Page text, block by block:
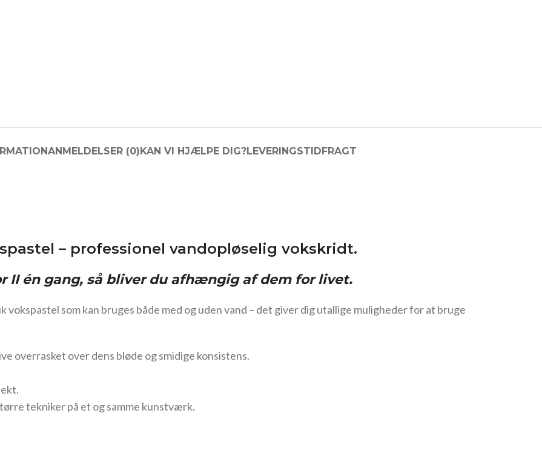
ANMELDELSER (0)KAN VI HJÆLPE DIG?LEVERINGSTIDFRAGT
– professionel vandopløselig vokskridt.
II én gang, så bliver du afhængig af dem for livet.
vokspastel som kan bruges både med og uden vand – det giver dig utallige muligheder for at bruge
overrasket over dens bløde og smidige konsistens.
tekniker på et og samme kunstværk.